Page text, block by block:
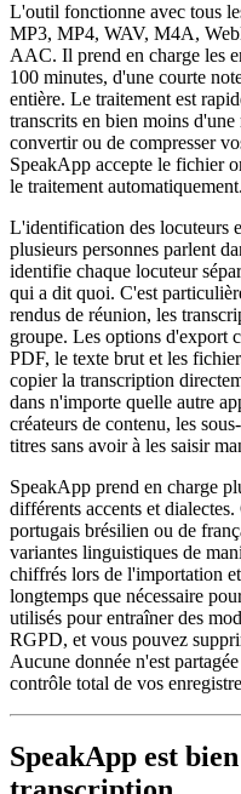
L'outil fonctionne avec tous
MP3, MP4, WAV, M4A,
AAC. Il prend en charge les
100 minutes, d'une courte
entière. Le traitement est
transcrits en bien moins
convertir ou de compresser
SpeakApp accepte le fichier
le traitement automatiquement.
L'identification des locuteurs
plusieurs personnes parlent
identifie chaque locuteur
qui a dit quoi. C'est
rendus de réunion, les
groupe. Les options d'export
PDF, le texte brut et les
copier la transcription
dans n'importe quelle autre
créateurs de contenu, les
titres sans avoir à les saisir
SpeakApp prend en charge
différents accents et
portugais brésilien ou de
variantes linguistiques de
chiffrés lors de l'importation
longtemps que nécessaire
utilisés pour entraîner des
RGPD, et vous pouvez
Aucune donnée n'est
contrôle total de vos
SpeakApp est